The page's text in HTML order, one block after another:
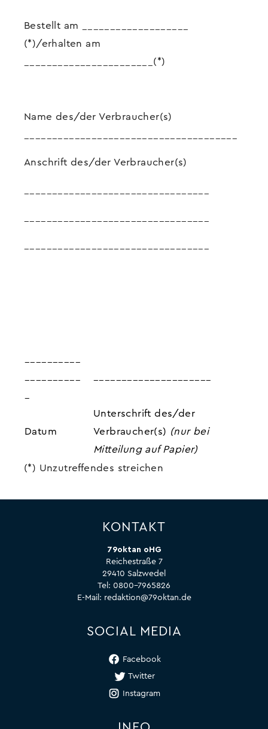
Bestellt am ___________________
(*)/erhalten am
_______________________(*)
Name des/der Verbraucher(s)
Anschrift des/der Verbraucher(s)
Datum
Unterschrift des/der
Verbraucher(s) (nur bei
Mitteilung auf Papier)
(*) Unzutreffendes streichen
KONTAKT
79oktan oHG
Reichestraße 7
29410 Salzwedel
Tel: 0800-7965826
E-Mail: redaktion@79oktan.de
SOCIAL MEDIA
Facebook
Twitter
Instagram